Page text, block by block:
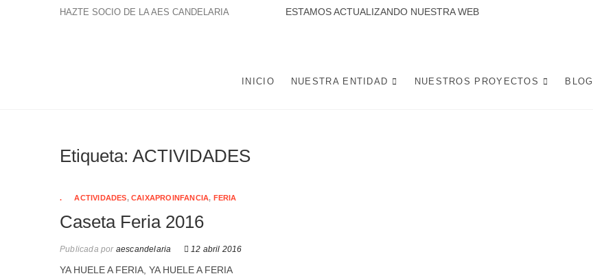
HAZTE SOCIO DE LA AES CANDELARIA ESTAMOS ACTUALIZANDO NUESTRA WEB
MEJOREN LA VIDA Y CONVIVENCIA DE LOS VECINOS.
INICIO NUESTRA ENTIDAD NUESTROS PROYECTOS BLOG
Etiqueta: ACTIVIDADES
. ACTIVIDADES,CAIXAPROINFANCIA, FERIA
Caseta Feria 2016
Publicada poraescandelaria 12 abril 2016
YA HUELE A FERIA, YA HUELE A FERIA